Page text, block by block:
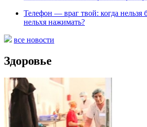
Телефон — враг твой: когда нельзя
нельхя нажимать?
все новости
Здоровье